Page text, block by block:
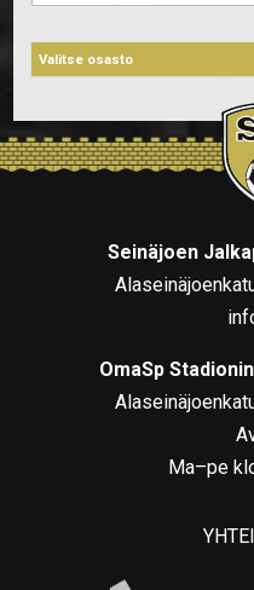
Seinäjoen
OmaSp
Ma–pe